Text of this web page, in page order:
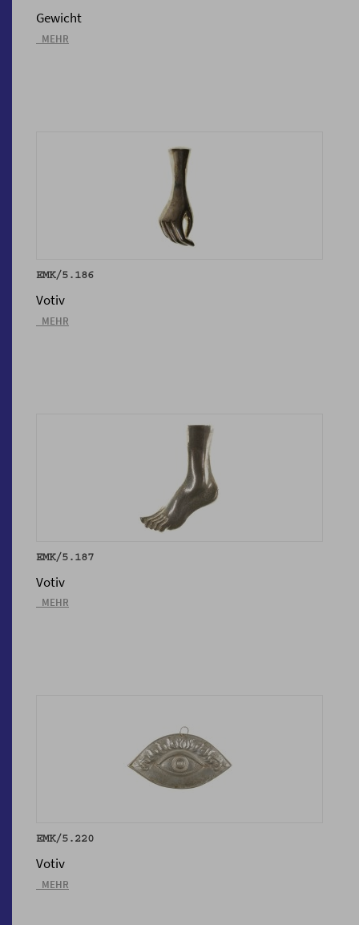
Gewicht
_MEHR
EMK/5.186
Votiv
_MEHR
EMK/5.187
Votiv
_MEHR
EMK/5.220
Votiv
_MEHR